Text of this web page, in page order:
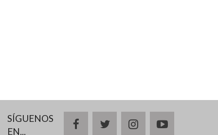
SÍGUENOS
EN...
facebooktwitterinstagramyoutube